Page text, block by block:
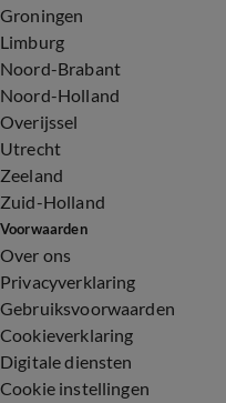
Groningen
Limburg
Noord-Brabant
Noord-Holland
Overijssel
Utrecht
Zeeland
Zuid-Holland
Voorwaarden
Over ons
Privacyverklaring
Gebruiksvoorwaarden
Cookieverklaring
Digitale diensten
Cookie instellingen